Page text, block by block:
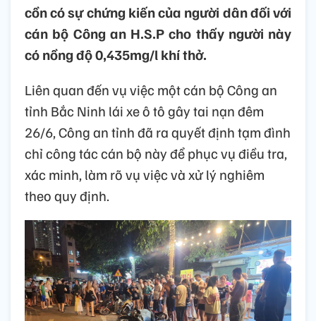
cồn có sự chứng kiến của người dân đối với
cán bộ Công an H.S.P cho thấy người này
có nồng độ 0,435mg/l khí thở.
Liên quan đến vụ việc một cán bộ Công an
tỉnh Bắc Ninh lái xe ô tô gây tai nạn đêm
26/6, Công an tỉnh đã ra quyết định tạm đình
chỉ công tác cán bộ này để phục vụ điều tra,
xác minh, làm rõ vụ việc và xử lý nghiêm
theo quy định.